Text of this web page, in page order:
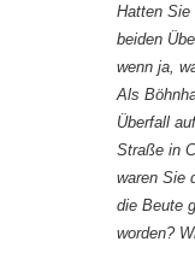
Hatten Sie
beiden
wenn ja,
Als
Überfall
Straße in
waren Sie
die Beute
worden?